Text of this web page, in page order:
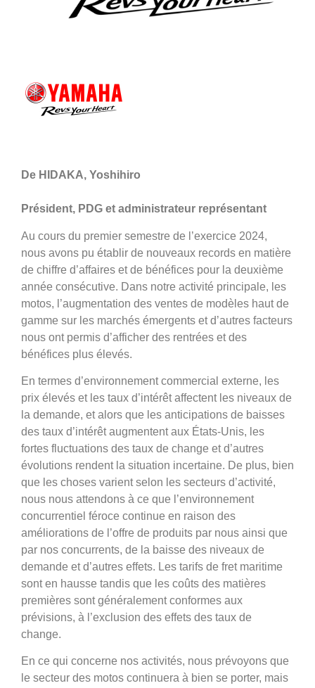
De HIDAKA, Yoshihiro
Président, PDG et administrateur représentant
Au cours du premier semestre de l’exercice 2024,
nous avons pu établir de nouveaux records en matière
de chiffre d’affaires et de bénéfices pour la deuxième
année consécutive. Dans notre activité principale, les
motos, l’augmentation des ventes de modèles haut de
gamme sur les marchés émergents et d’autres facteurs
nous ont permis d’afficher des rentrées et des
bénéfices plus élevés.
En termes d’environnement commercial externe, les
prix élevés et les taux d’intérêt affectent les niveaux de
la demande, et alors que les anticipations de baisses
des taux d’intérêt augmentent aux États-Unis, les
fortes fluctuations des taux de change et d’autres
évolutions rendent la situation incertaine. De plus, bien
que les choses varient selon les secteurs d’activité,
nous nous attendons à ce que l’environnement
concurrentiel féroce continue en raison des
améliorations de l’offre de produits par nous ainsi que
par nos concurrents, de la baisse des niveaux de
demande et d’autres effets. Les tarifs de fret maritime
sont en hausse tandis que les coûts des matières
premières sont généralement conformes aux
prévisions, à l’exclusion des effets des taux de
change.
En ce qui concerne nos activités, nous prévoyons que
le secteur des motos continuera à bien se porter, mais